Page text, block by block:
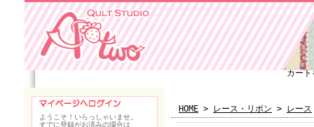
カート
HOME > レース・リボン > レース